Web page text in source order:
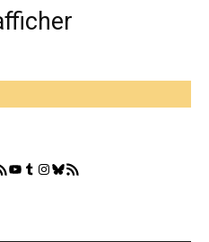
RSS
YouTube
Tumblr
Instagram
Bluesky
GestGame